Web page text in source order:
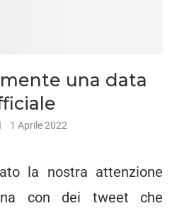
una data
1 Aprile 2022
la nostra attenzione
con dei tweet che